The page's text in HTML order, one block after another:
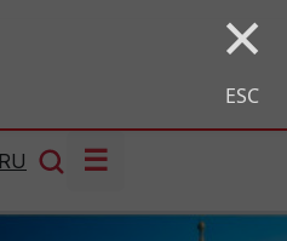
×
ESC
RU ☰